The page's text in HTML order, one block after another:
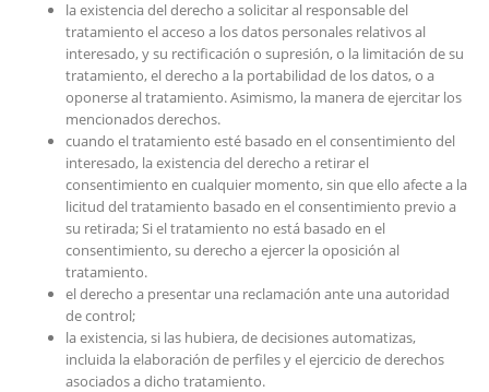
la existencia del derecho a solicitar al responsable del
tratamiento el acceso a los datos personales relativos al
interesado, y su rectificación o supresión, o la limitación de su
tratamiento, el derecho a la portabilidad de los datos, o a
oponerse al tratamiento. Asimismo, la manera de ejercitar los
mencionados derechos.
cuando el tratamiento esté basado en el consentimiento del
interesado, la existencia del derecho a retirar el
consentimiento en cualquier momento, sin que ello afecte a la
licitud del tratamiento basado en el consentimiento previo a
su retirada; Si el tratamiento no está basado en el
consentimiento, su derecho a ejercer la oposición al
tratamiento.
el derecho a presentar una reclamación ante una autoridad
de control;
la existencia, si las hubiera, de decisiones automatizas,
incluida la elaboración de perfiles y el ejercicio de derechos
asociados a dicho tratamiento.